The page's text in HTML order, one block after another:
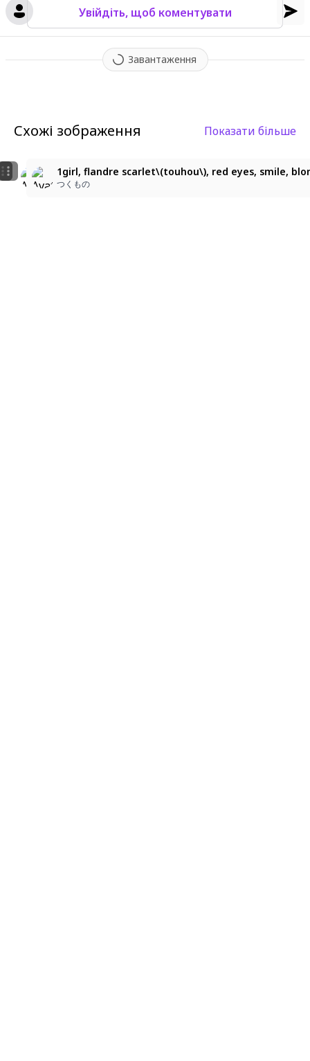
Увійдіть, щоб коментувати
Завантаження
Схожі зображення Показати більше
つくもの
artist:norizc, artist:liduke, artist:stmast,
nanpan
1girl, flandre scarlet\(touhou\), red eyes, smile,
つくもの